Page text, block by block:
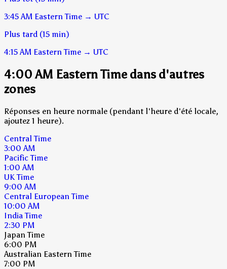
3:45 AM Eastern Time → UTC
Plus tard (15 min)
4:15 AM Eastern Time → UTC
4:00 AM Eastern Time dans d'autres
zones
Réponses en heure normale (pendant l'heure d'été locale,
ajoutez 1 heure).
Central Time
3:00 AM
Pacific Time
1:00 AM
UK Time
9:00 AM
Central European Time
10:00 AM
India Time
2:30 PM
Japan Time
6:00 PM
Australian Eastern Time
7:00 PM